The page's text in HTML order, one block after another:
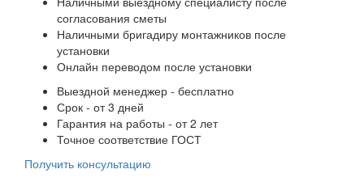
согласования сметы
Наличными бригадиру монтажников после
установки
Онлайн переводом после установки
Выездной менеджер - бесплатно
Срок - от 3 дней
Гарантия на работы - от 2 лет
Точное соответствие ГОСТ
Получить консультацию